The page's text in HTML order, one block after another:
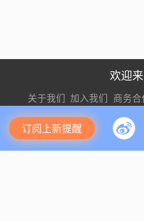
订阅上新提醒
欢迎
关于我们 加入我们 商务合
关注